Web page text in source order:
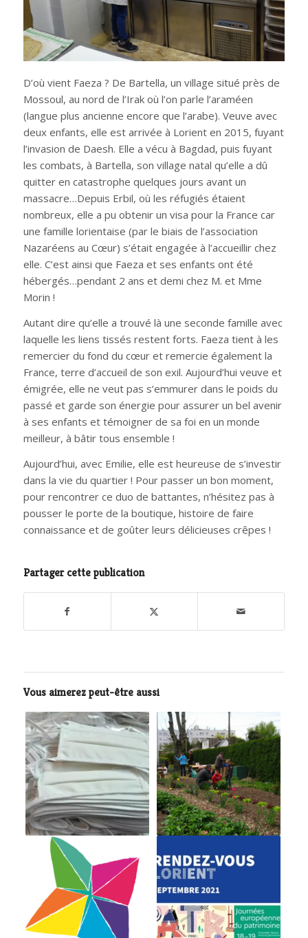
D’où vient Faeza ? De Bartella, un village situé près de
Mossoul, au nord de l’Irak où l’on parle l’araméen
(langue plus ancienne encore que l’arabe). Veuve avec
deux enfants, elle est arrivée à Lorient en 2015, fuyant
l’invasion de Daesh. Elle a vécu à Bagdad, puis fuyant
les combats, à Bartella, son village natal qu’elle a dû
quitter en catastrophe quelques jours avant un
massacre…Depuis Erbil, où les réfugiés étaient
nombreux, elle a pu obtenir un visa pour la France car
une famille lorientaise (par le biais de l’association
Nazaréens au Cœur) s’était engagée à l’accueillir chez
elle. C’est ainsi que Faeza et ses enfants ont été
hébergés…pendant 2 ans et demi chez M. et Mme
Morin !
Autant dire qu’elle a trouvé là une seconde famille avec
laquelle les liens tissés restent forts. Faeza tient à les
remercier du fond du cœur et remercie également la
France, terre d’accueil de son exil. Aujourd’hui veuve et
émigrée, elle ne veut pas s’emmurer dans le poids du
passé et garde son énergie pour assurer un bel avenir
à ses enfants et témoigner de sa foi en un monde
meilleur, à bâtir tous ensemble !
Aujourd’hui, avec Emilie, elle est heureuse de s’investir
dans la vie du quartier ! Pour passer un bon moment,
pour rencontrer ce duo de battantes, n’hésitez pas à
pousser le porte de la boutique, histoire de faire
connaissance et de goûter leurs délicieuses crêpes !
Partager cette publication
Vous aimerez peut-être aussi